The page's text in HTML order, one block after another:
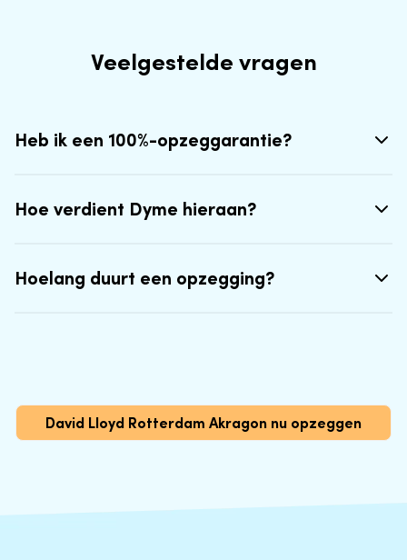
Veelgestelde vragen
Heb ik een 100%-opzeggarantie?
Hoe verdient Dyme hieraan?
Hoelang duurt een opzegging?
David Lloyd Rotterdam Akragon nu opzeggen